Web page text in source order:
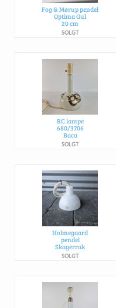
Fog & Mørup pendel
Optima Gul
20 cm
SOLGT
RC lampe
680/3706
Baca
SOLGT
Holmegaard
pendel
Skagerrak
SOLGT